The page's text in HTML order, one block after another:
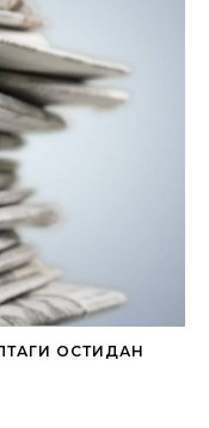
ОСТИДАН